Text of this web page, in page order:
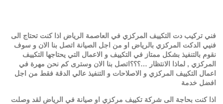
فني تركيب دت التكييف المركزي في العاصمة الرياض اذا كنت تحتاج الى
فنيي الدكت المركزي بالرياض او من اجل الصيانة اتصل بنا الان و سوف
نقوم بالتنفيذ بشكل ممتاز في التكييف و الاعمال التي يحتاجها التكييف
المركزي , لماذا الانتظار …؟؟؟اتصل بنا الان وسترى كم نحن مهرة في
اعمال التكييف المركزي و الاصلاحات و التنفيذ عالي الدقة فقط من اجل
افضل خدمة
اذا كنت بحاجة الى شركة تكييف مركزي او صيانة في الرياض لقد وصلت